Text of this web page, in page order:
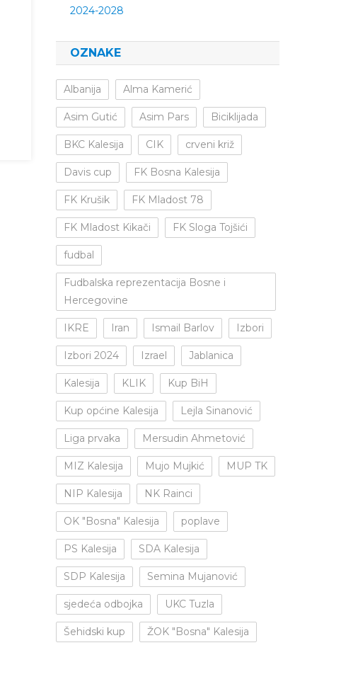
2024-2028
OZNAKE
Albanija Alma Kamerić
Asim Gutić Asim Pars Biciklijada
BKC Kalesija CIK crveni križ
Davis cup FK Bosna Kalesija
FK Krušik FK Mladost 78
FK Mladost Kikači FK Sloga Tojšići
fudbal
Fudbalska reprezentacija Bosne i
Hercegovine
IKRE Iran Ismail Barlov Izbori
Izbori 2024 Izrael Jablanica
Kalesija KLIK Kup BiH
Kup općine Kalesija Lejla Sinanović
Liga prvaka Mersudin Ahmetović
MIZ Kalesija Mujo Mujkić MUP TK
NIP Kalesija NK Rainci
OK "Bosna" Kalesija poplave
PS Kalesija SDA Kalesija
SDP Kalesija Semina Mujanović
sjedeća odbojka UKC Tuzla
Šehidski kup ŽOK "Bosna" Kalesija